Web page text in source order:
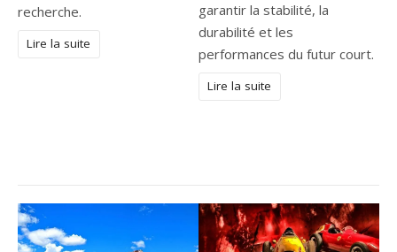
recherche.
Lire la suite
garantir la stabilité, la
durabilité et les
performances du futur court.
Lire la suite